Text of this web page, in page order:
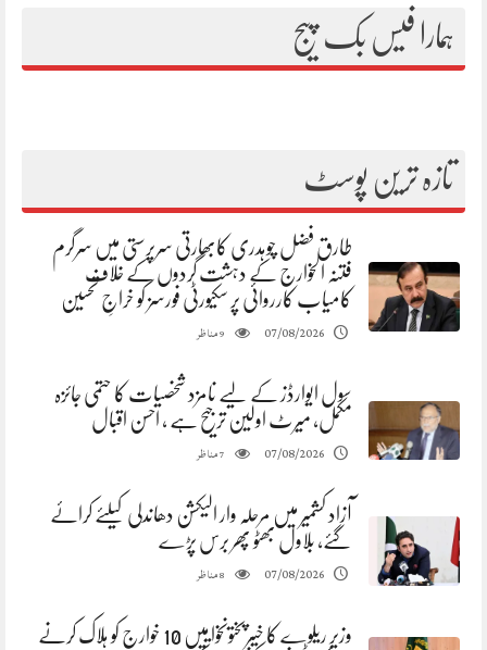
ہمارا فیس بک پیج
تازہ ترین پوسٹ
طارق فضل چوہدری کابھارتی سرپرستی میں سرگرم
فتنہ الخوارج کے دہشت گردوں کے خلاف
کامیاب کارروائی پر سکیورٹی فورسز کو خراجِ تحسین
07/08/2026
9مناظر
سول ایوارڈز کے لیے نامزد شخصیات کا حتمی جائزہ
مکمل، میرٹ اولین ترجیح ہے ، احسن اقبال
07/08/2026
7مناظر
آزاد کشمیر میں مرحلہ وار الیکشن دھاندلی کیلئے کرائے
گئے، بلاول بھٹو پھر برس پڑے
07/08/2026
8مناظر
وزیر ریلوے کا خیبرپختونخوا میں 10 خوارج کو ہلاک کرنے